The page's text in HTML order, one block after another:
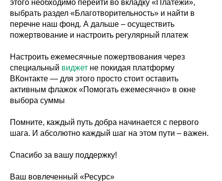
этого необходимо перейти во вкладку «Платежи»,
выбрать раздел «Благотворительность» и найти в
перечне наш фонд. А дальше – осуществить
пожертвование и настроить регулярный платеж
Настроить ежемесячные пожертвования через
специальный виджет не покидая платформу
ВКонтакте — для этого просто стоит оставить
активным флажок «Помогать ежемесячно» в окне
выбора суммы
Помните, каждый путь добра начинается с первого
шага. И абсолютно каждый шаг на этом пути – важен.
Спасибо за вашу поддержку!
Ваш вовлеченный «Ресурс»